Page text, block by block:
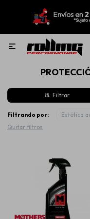

Filtrando por: Estética
Quitar filtros
Nuevo!
Llantas